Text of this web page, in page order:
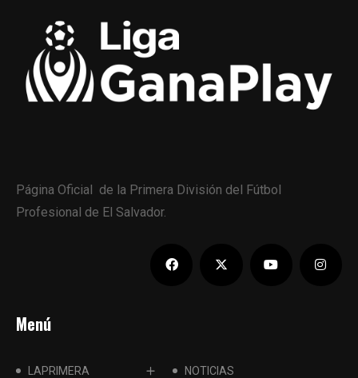
Página Oficial de la Primera División del Fútbol
Profesional de El Salvador.
Menú
LAPRIMERA NOTICIAS